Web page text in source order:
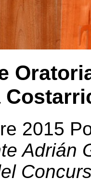
2015
Adrián